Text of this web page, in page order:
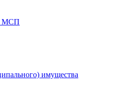
МСП
имущества